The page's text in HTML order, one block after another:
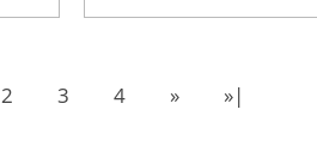
2 3 4 » »|